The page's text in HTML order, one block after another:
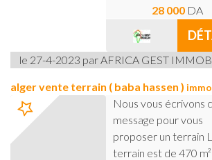
28 000 DA
le 27-4-2023 par AFRICA GEST
alger vente terrain ( baba hassen )
Nous vous écrivons
message pour vous
proposer un terrain
terrain est de 470 m²